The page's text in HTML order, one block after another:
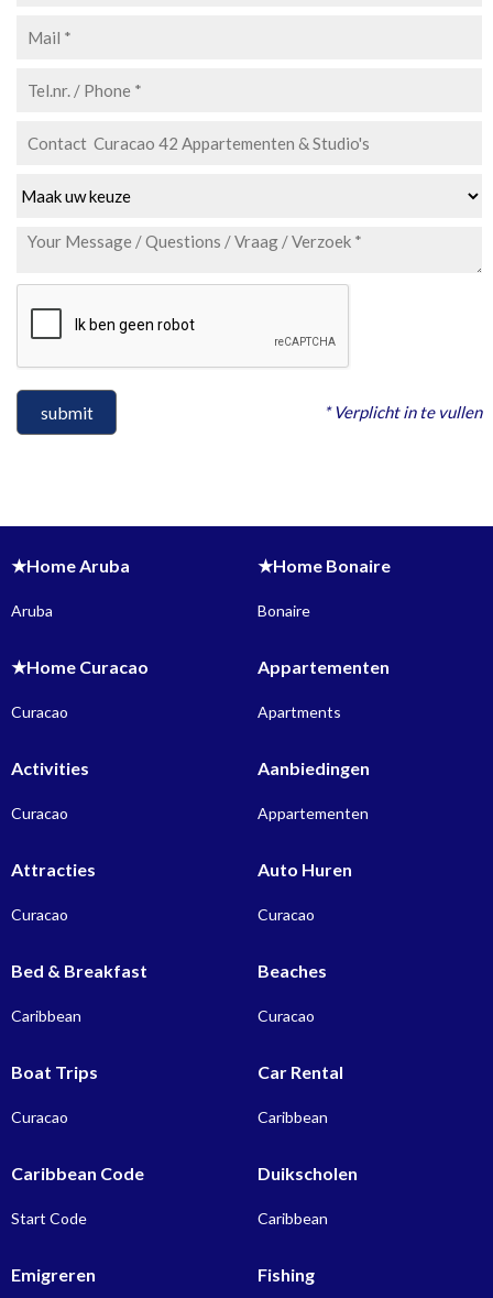
submit * Verplicht in te vullen
★Home Aruba
Aruba
★Home Bonaire
Bonaire
★Home Curacao
Curacao
Appartementen
Apartments
Activities
Curacao
Aanbiedingen
Appartementen
Attracties
Curacao
Auto Huren
Curacao
Bed & Breakfast
Caribbean
Beaches
Curacao
Boat Trips
Curacao
Car Rental
Caribbean
Caribbean Code
Start Code
Duikscholen
Caribbean
Emigreren Fishing